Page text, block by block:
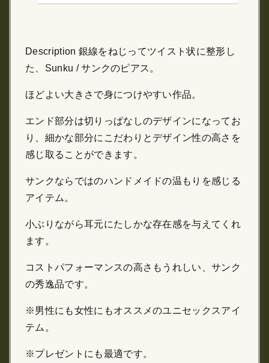
Description 銀線をねじってツイスト状に整形し
た、Sunku / サンクのピアス。
ほどよい大きさで身につけやすい作品。
エンド部分は切りっぱなしのデザインになってお
り、細かな部分にこだわりとデザイン性の高さを
感じ取ることができます。
サンクならではのハンドメイドの温もりを感じる
アイテム。
小ぶりながら耳元にたしかな存在感を与えてくれ
ます。
コストパフォーマンスの高さもうれしい、サンク
の秀逸品です。
※男性にも女性にもオススメのユニセックスアイ
テム。
※プレゼントにも最適です。